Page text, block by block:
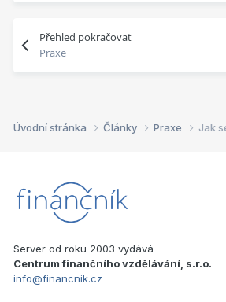
Přehled pokračovat
Praxe
Úvodní stránka Články Praxe Jak
Server od roku 2003 vydává
Centrum finančního vzdělávání, s.r.o.
info@financnik.cz